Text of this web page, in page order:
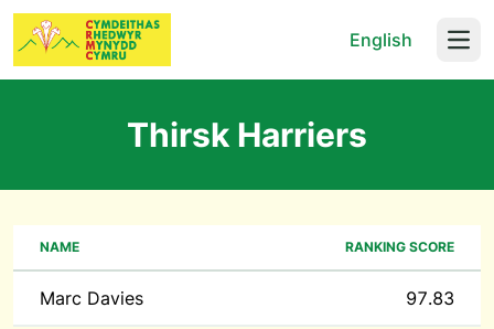
English
Thirsk Harriers
NAME RANKING SCORE
Marc Davies 97.83